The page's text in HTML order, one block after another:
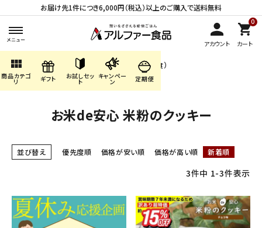
お届け先1件につき6,000円（税込）以上のご購入で送料無料
アカウント
0
カート
view_module
商品カテゴ
リ ギフト お試しセッ
ト
キャンペー
ン 定期便
search
ACCOUNT MENU
商品カテゴリから探す
HOME 商品カテゴリ
長期保存食（非常食）
お米de安心 米粉のクッキー
お米de安心 米粉のクッキー
並び替え 優先度順 価格が安い順 価格が高い順 新着順
3件中 1-3件表示